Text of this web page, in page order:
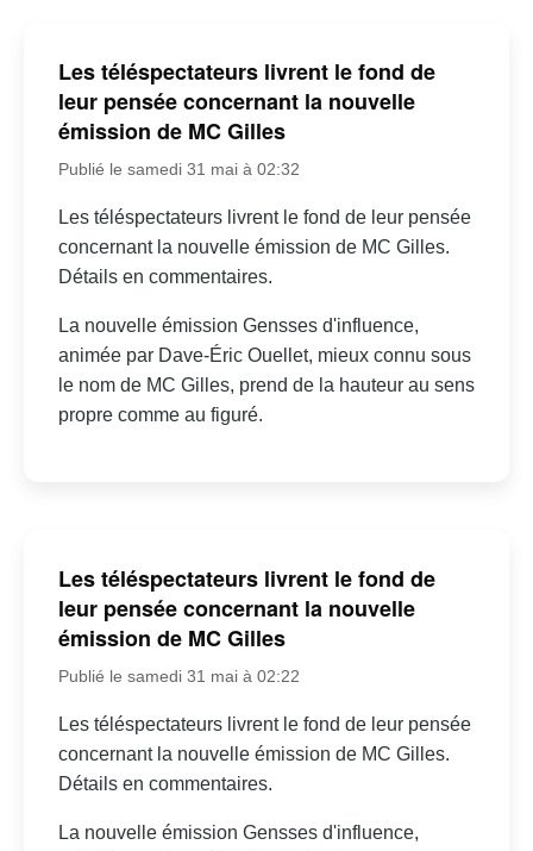
Les téléspectateurs livrent le fond de
leur pensée concernant la nouvelle
émission de MC Gilles
Publié le samedi 31 mai à 02:32
Les téléspectateurs livrent le fond de leur pensée
concernant la nouvelle émission de MC Gilles.
Détails en commentaires.
La nouvelle émission Gensses d'influence,
animée par Dave-Éric Ouellet, mieux connu sous
le nom de MC Gilles, prend de la hauteur au sens
propre comme au figuré.
Les téléspectateurs livrent le fond de
leur pensée concernant la nouvelle
émission de MC Gilles
Publié le samedi 31 mai à 02:22
Les téléspectateurs livrent le fond de leur pensée
concernant la nouvelle émission de MC Gilles.
Détails en commentaires.
La nouvelle émission Gensses d'influence,